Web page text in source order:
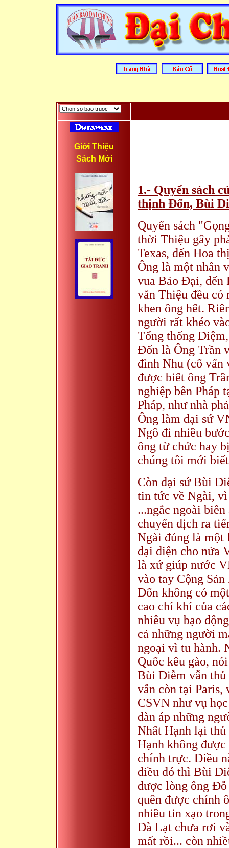
Giới Thiệu
Sách Mới
1.- Quyển sách
thịnh Đốn, Bùi
Quyển sách
thời Thiệu gây
Texas, đến Hoa
Ông là một nhân
vua Bảo Đại, đến
văn Thiệu đều có
khen ông hết.
người rất khéo
Tổng thống
Đốn là Ông Trần
đình Nhu (cố vấn
được biết ông
nghiệp bên Pháp
Pháp, như nhà
Ông làm đại sứ
Ngô đi nhiều
ông từ chức hay
chúng tôi mới
Còn đại sứ Bùi
tin tức về Ngài, vì
...ngắc ngoài
chuyển dịch ra
Ngài đúng là một
đại diện cho nửa
là xứ giúp nước
vào tay Cộng
Đốn không có
cao chí khí của
nhiêu vụ bạo
cả những người
ngoại vì tu hành.
Quốc kêu gào,
Bùi Diễm vẫn thủ
vẫn còn tại Paris,
CSVN như vụ
đàn áp những
Nhất Hạnh lại
Hạnh không
chính trực. Điều
điều đó thì Bùi
được lòng ông
quên được chính
nhiều tin xạo
Đà Lạt chưa rơi
mất rồi... còn